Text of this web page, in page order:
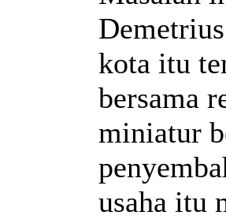
kota itu
bersama
miniatur
usaha itu